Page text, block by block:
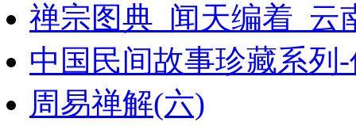
禅宗图典_闻天编着_云
中国民间故事珍藏系列
周易禅解(六)